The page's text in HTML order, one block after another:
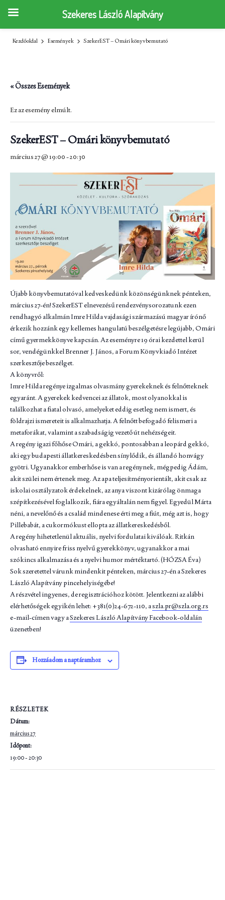
Kezdőoldal Események SzekerEST – Omári könyvbemutató
« Összes Események
Ez az esemény elmúlt.
SzekerEST – Omári könyvbemutató
március 27 @ 19:00-20:30
Újabb könyvbemutatóval kedveskedünk közönségünknek pénteken,
március 27-én! SzekerEST elnevezésű rendezvénysorozatunk ezen
rendhagyó alkalmán Imre Hilda vajdasági származású magyar írónő
érkezik hozzánk egy kellemes hangulatú beszélgetésre legújabb, Omári
című gyermekkönyve kapcsán. Az eseményre 19 órai kezdettel kerül
sor, vendégünkkel Brenner J. János, a Forum Könyvkiadó Intézet
szerkesztője beszélget.
A könyvről:
Imre Hilda regénye izgalmas olvasmány gyerekeknek és felnőtteknek
egyaránt. A gyerekek kedvencei az állatok, most olyanokkal is
találkozhat a fiatal olvasó, amelyeket eddig esetleg nem ismert, és
földrajzi ismereteit is alkalmazhatja. A felnőtt befogadó felismeri a
metaforákat, valamint a szabadságig vezető út nehézségeit.
A regény igazi főhőse Omári, a gekkó, pontosabban a leopárd gekkó,
aki egy budapesti állatkereskedésben sínylődik, és állandó honvágy
gyötri. Ugyanakkor emberhőse is van a regénynek, mégpedig Ádám,
akit szülei nem értenek meg. Az apa teljesítményorientált, akit csak az
iskolai osztályzatok érdekelnek, az anya viszont kizárólag önmaga
szépítkezésével foglalkozik, fiára egyáltalán nem figyel. Egyedül Márta
néni, a nevelőnő és a család mindenese érti meg a fiút, még azt is, hogy
Pillebabát, a cukormókust ellopta az állatkereskedésből.
A regény hihetetlenül aktuális, nyelvi fordulatai kiválóak. Ritkán
olvasható ennyire friss nyelvű gyerekkönyv, ugyanakkor a mai
szókincs alkalmazása és a nyelvi humor mértéktartó. (HÓZSA Éva)
Sok szeretettel várunk mindenkit pénteken, március 27-én a Szekeres
László Alapítvány pincehelyiségébe!
A részvétel ingyenes, de regisztrációhoz kötött. Jelentkezni az alábbi
elérhetőségek egyikén lehet: +381(0)24-672-110, aszla.pr@szla.org.rs
e-mail-címen vagy aSzekeres László Alapítvány Facebook-oldalán
üzenetben!
Hozzáadom a naptáramhoz
RÉSZLETEK
Dátum:
március 27
Időpont:
19:00 - 20:30
Szekeres László Alapítvány